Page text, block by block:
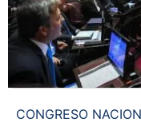
CONGRESO